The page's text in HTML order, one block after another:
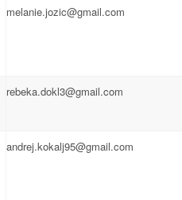
melanie.jozic@gmail.com
rebeka.dokl3@gmail.com
andrej.kokalj95@gmail.com